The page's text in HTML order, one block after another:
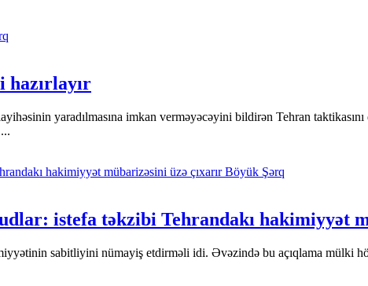
yaradılmasına imkan verməyəcəyini bildirən Tehran
Böyük Şərq
istefa təkzibi Tehrandakı hakimiyyət
sabitliyini nümayiş etdirməli idi. Əvəzində bu açıqlama mülki